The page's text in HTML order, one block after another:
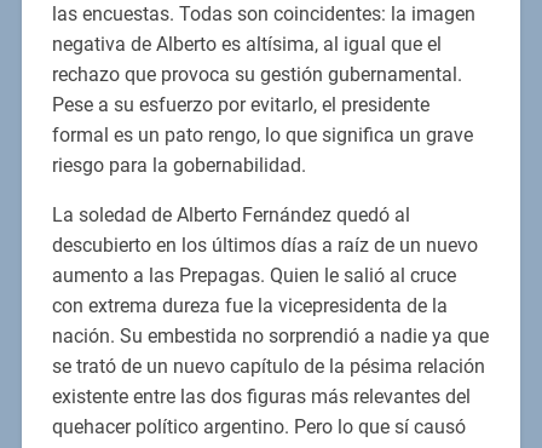
las encuestas. Todas son coincidentes: la imagen
negativa de Alberto es altísima, al igual que el
rechazo que provoca su gestión gubernamental.
Pese a su esfuerzo por evitarlo, el presidente
formal es un pato rengo, lo que significa un grave
riesgo para la gobernabilidad.
La soledad de Alberto Fernández quedó al
descubierto en los últimos días a raíz de un nuevo
aumento a las Prepagas. Quien le salió al cruce
con extrema dureza fue la vicepresidenta de la
nación. Su embestida no sorprendió a nadie ya que
se trató de un nuevo capítulo de la pésima relación
existente entre las dos figuras más relevantes del
quehacer político argentino. Pero lo que sí causó